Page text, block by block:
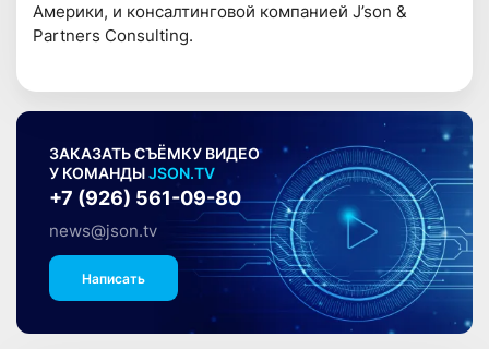
Америки, и консалтинговой компанией J’son &
Partners Consulting.
ЗАКАЗАТЬ СЪЁМКУ ВИДЕО
У КОМАНДЫJSON.TV
+7 (926) 561-09-80
news@json.tv
Написать